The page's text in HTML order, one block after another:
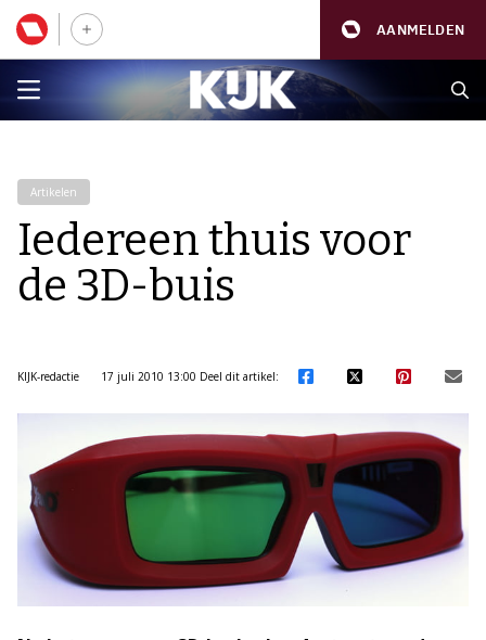
AANMELDEN
Artikelen
Iedereen thuis voor
de 3D-buis
KIJK-redactie 17 juli 2010 13:00 Deel dit artikel: